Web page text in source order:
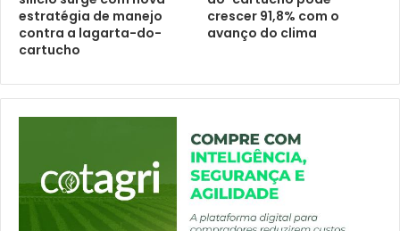
estratégia de manejo
contra a lagarta-do-
cartucho
crescer 91,8% com o
avanço do clima